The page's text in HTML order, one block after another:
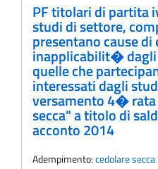
PF titolari di partita
studi di settore,
presentano cause di
inapplicabilit�
quelle che
interessati dagli
versamento 4�
secca" a titolo di
acconto 2014
Adempimento:cedolare secca